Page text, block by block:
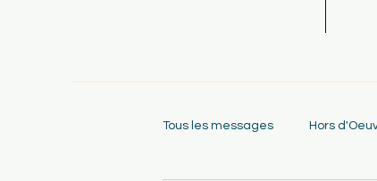
Tous les messages Hors